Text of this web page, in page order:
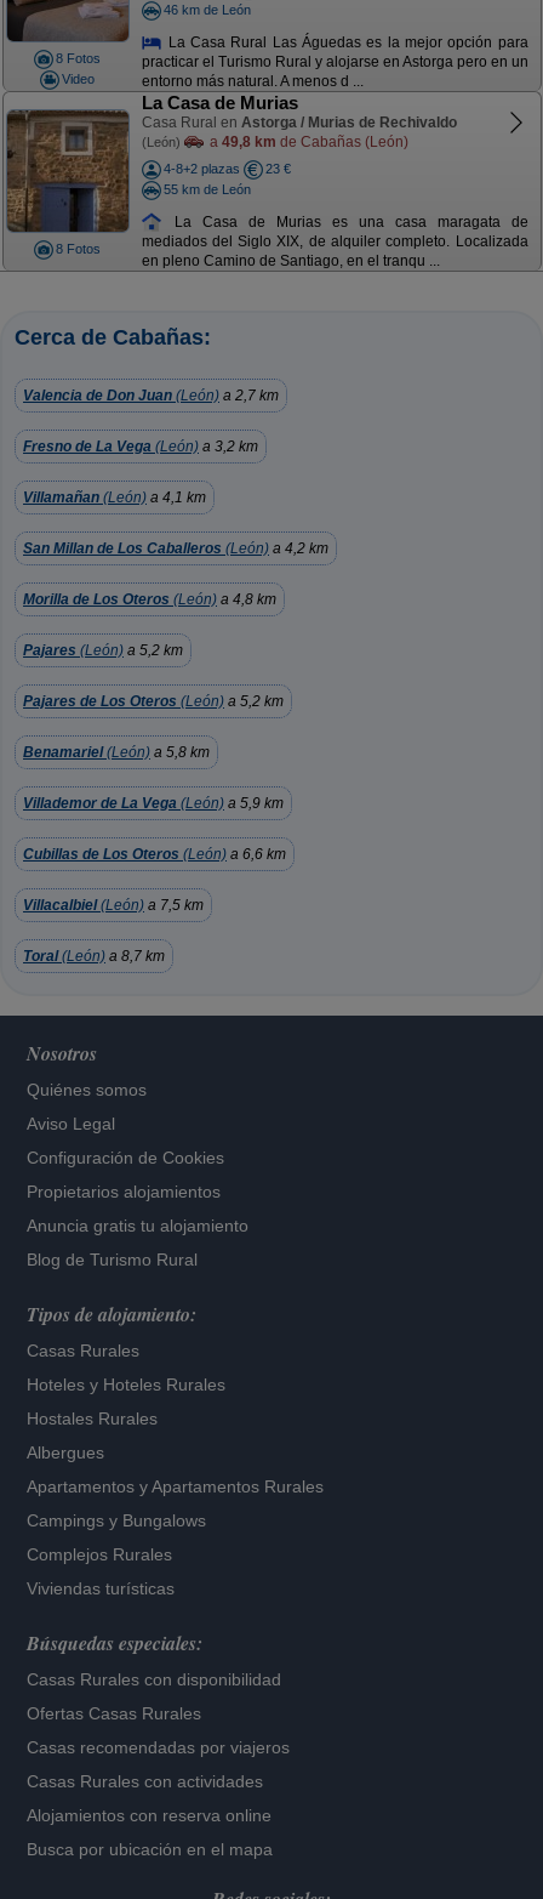
8 Fotos
Video
46 km de León
La Casa Rural Las Águedas es la mejor opción para
practicar el Turismo Rural y alojarse en Astorga pero en un
entorno más natural. A menos d ...
8 Fotos
La Casa de Murias
Casa Rural en Astorga / Murias de Rechivaldo
(León) a 49,8 km de Cabañas (León)
4-8+2 plazas
23 €
55 km de León
La Casa de Murias es una casa maragata de
mediados del Siglo XIX, de alquiler completo. Localizada
en pleno Camino de Santiago, en el tranqu ...
Cerca de Cabañas:
Valencia de Don Juan (León) a 2,7 km
Fresno de La Vega (León) a 3,2 km
Villamañan (León) a 4,1 km
San Millan de Los Caballeros (León) a 4,2 km
Morilla de Los Oteros (León) a 4,8 km
Pajares (León) a 5,2 km
Pajares de Los Oteros (León) a 5,2 km
Benamariel(León) a 5,8 km
Villademor de La Vega (León) a 5,9 km
Cubillas de Los Oteros (León) a 6,6 km
Villacalbiel(León) a 7,5 km
Toral(León) a 8,7 km
Nosotros
Quiénes somos
Aviso Legal
Configuración de Cookies
Propietarios alojamientos
Anuncia gratis tu alojamiento
Blog de Turismo Rural
Tipos de alojamiento:
Casas Rurales
Hoteles y Hoteles Rurales
Hostales Rurales
Albergues
Apartamentos yApartamentos Rurales
Campings y Bungalows
Complejos Rurales
Viviendas turísticas
Búsquedas especiales:
Casas Rurales con disponibilidad
Ofertas Casas Rurales
Casas recomendadas por viajeros
Casas Rurales con actividades
Alojamientos con reserva online
Busca por ubicación en el mapa